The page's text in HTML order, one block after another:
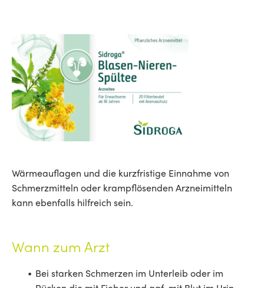
Wärmeauflagen und die kurzfristige Einnahme von
Schmerzmitteln oder krampflösenden Arzneimitteln
kann ebenfalls hilfreich sein.
Wann zum Arzt
Bei starken Schmerzen im Unterleib oder im